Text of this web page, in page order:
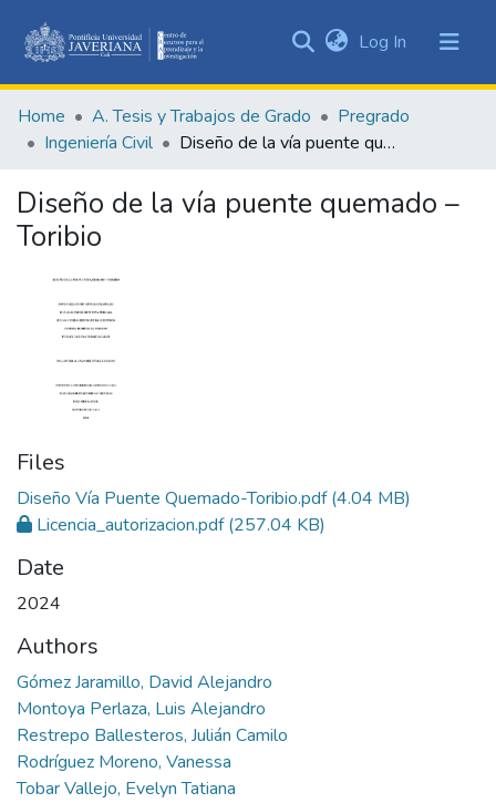
&
Collections
Statistics
Log In (current)
Home A. Tesis y Trabajos de Grado
Pregrado
Ingeniería Civil
Diseño de la vía puente quemado – Toribio
Diseño de la vía puente quemado –
Toribio
Files
Diseño Vía Puente Quemado-Toribio.pdf(4.04 MB)
Licencia_autorizacion.pdf(257.04 KB)
Date
2024
Authors
Gómez Jaramillo, David Alejandro
Montoya Perlaza, Luis Alejandro
Restrepo Ballesteros, Julián Camilo
Rodríguez Moreno, Vanessa
Tobar Vallejo, Evelyn Tatiana